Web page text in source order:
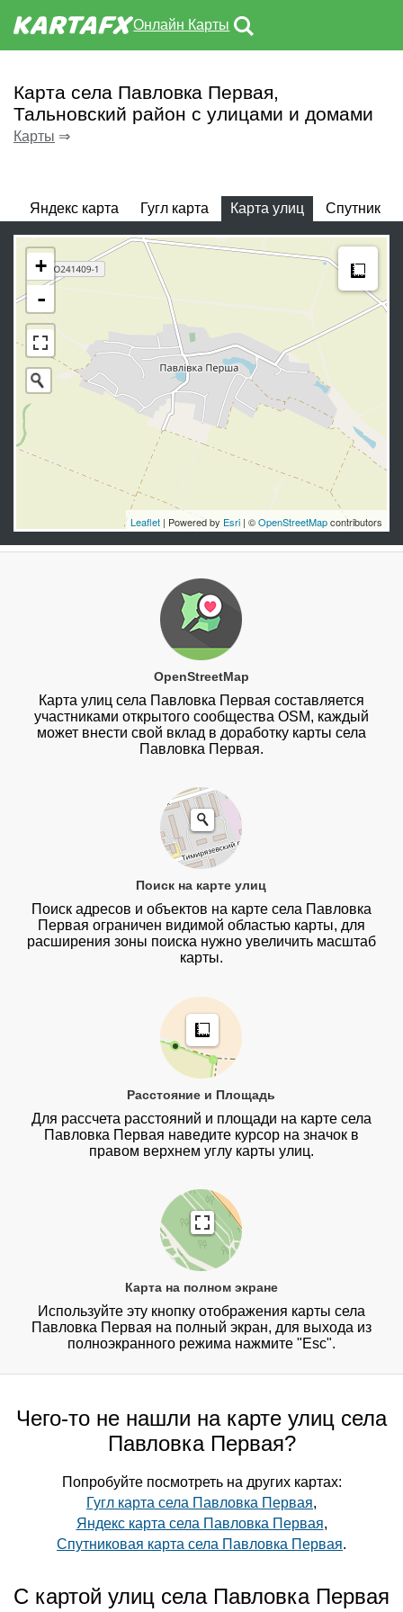
Онлайн Карты
Карта села Павловка Первая,
Тальновский район с улицами и домами
Карты ⇒
Яндекс карта Гугл карта Карта улиц Спутник
+
-
Leaflet | Powered by Esri | ©OpenStreetMapcontributors
OpenStreetMap
Карта улиц села Павловка Первая составляется
участниками открытого сообщества OSM, каждый
может внести свой вклад в доработку карты села
Павловка Первая.
Поиск на карте улиц
Поиск адресов и объектов на карте села Павловка
Первая ограничен видимой областью карты, для
расширения зоны поиска нужно увеличить масштаб
карты.
Расстояние и Площадь
Для рассчета расстояний и площади на карте села
Павловка Первая наведите курсор на значок в
правом верхнем углу карты улиц.
Карта на полном экране
Используйте эту кнопку отображения карты села
Павловка Первая на полный экран, для выхода из
полноэкранного режима нажмите "Esc".
Чего-то не нашли на карте улиц села
Павловка Первая?
Попробуйте посмотреть на других картах:
Гугл карта села Павловка Первая,
Яндекс карта села Павловка Первая,
Спутниковая карта села Павловка Первая.
С картой улиц села Павловка Первая